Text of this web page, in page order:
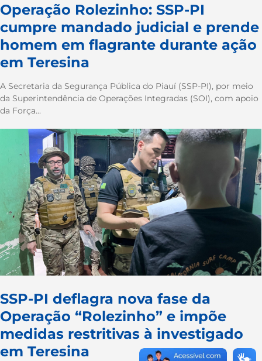
Operação Rolezinho: SSP-PI
cumpre mandado judicial e prende
homem em flagrante durante ação
em Teresina
A Secretaria da Segurança Pública do Piauí (SSP-PI), por meio
da Superintendência de Operações Integradas (SOI), com apoio
da Força...
SSP-PI deflagra nova fase da
Operação “Rolezinho” e impõe
medidas restritivas à investigado
em Teresina